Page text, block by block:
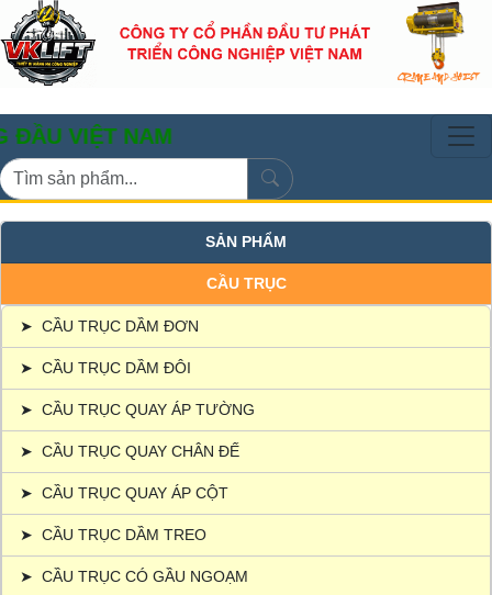
NAM
SẢN PHẨM
CẦU TRỤC
➤ CẦU TRỤC DẦM ĐƠN
➤ CẦU TRỤC DẦM ĐÔI
➤ CẦU TRỤC QUAY ÁP TƯỜNG
➤ CẦU TRỤC QUAY CHÂN ĐẾ
➤ CẦU TRỤC QUAY ÁP CỘT
➤ CẦU TRỤC DẦM TREO
➤ CẦU TRỤC CÓ GẦU NGOẠM